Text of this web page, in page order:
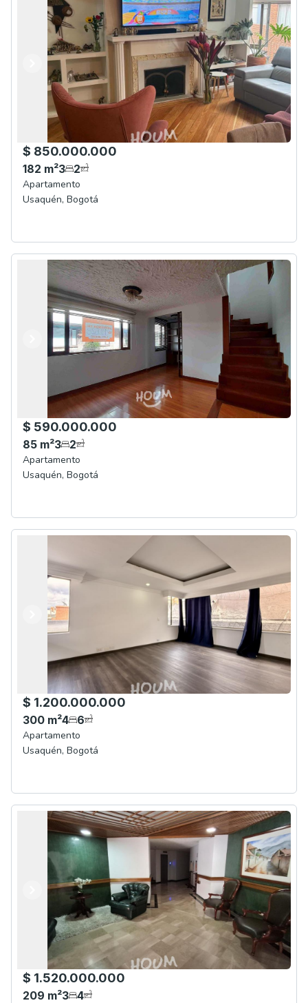
Anterior
Siguiente
$ 850.000.000
182 m²3 2
Apartamento
Usaquén, Bogotá
Anterior
Siguiente
$ 590.000.000
85 m²3 2
Apartamento
Usaquén, Bogotá
Anterior
Siguiente
$ 1.200.000.000
300 m²4 6
Apartamento
Usaquén, Bogotá
Anterior
Siguiente
$ 1.520.000.000
209 m²3 4